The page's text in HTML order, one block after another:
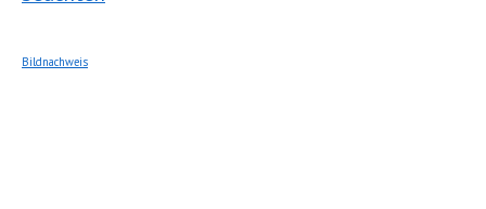
Bildnachweis